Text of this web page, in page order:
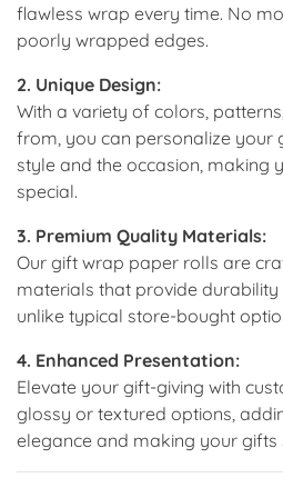
flawless wrap every time. No
poorly wrapped edges.
2. Unique Design:
With a variety of colors,
from, you can personalize your
style and the occasion, making
special.
3. Premium Quality Materials:
Our gift wrap paper rolls are
materials that provide durability
unlike typical store-bought
4. Enhanced Presentation:
Elevate your gift-giving with
glossy or textured options,
elegance and making your gifts